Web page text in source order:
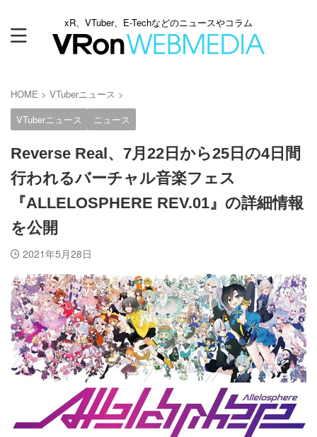
xR、VTuber、E-Techなどのニュースやコラム
HOME > VTuberニュース >
VTuberニュース
ニュース
Reverse Real、7月22日から25日の4日間
行われるバーチャル音楽フェス
『ALLELOSPHERE REV.01』の詳細情報
を公開
2021年5月28日